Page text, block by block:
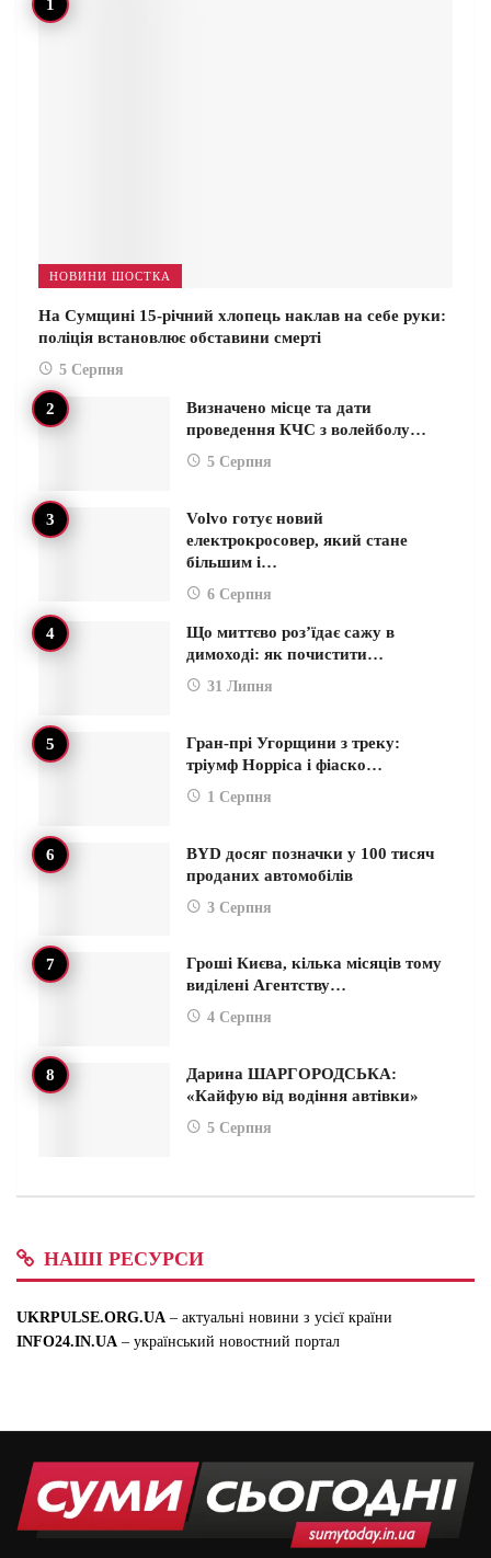
НОВИНИ ШОСТКА
На Сумщині 15-річний хлопець наклав на себе руки:
поліція встановлює обставини смерті
5 Серпня
Визначено місце та дати
проведення КЧС з волейболу…
5 Серпня
Volvo готує новий
електрокросовер, який стане
більшим і…
6 Серпня
Що миттєво роз’їдає сажу в
димоході: як почистити…
31 Липня
Гран-прі Угорщини з треку:
тріумф Норріса і фіаско…
1 Серпня
BYD досяг позначки у 100 тисяч
проданих автомобілів
3 Серпня
Гроші Києва, кілька місяців тому
виділені Агентству…
4 Серпня
Дарина ШАРГОРОДСЬКА:
«Кайфую від водіння автівки»
5 Серпня
НАШІ РЕСУРСИ
UKRPULSE.ORG.UA – актуальні новини з усієї країни
INFO24.IN.UA – український новостний портал